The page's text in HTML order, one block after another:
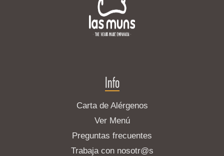
Info
Carta de Alérgenos
Ver Menú
Preguntas frecuentes
Trabaja con nosotr@s